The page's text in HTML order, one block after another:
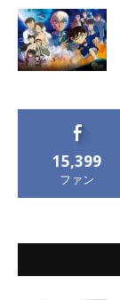
15,399
ファン